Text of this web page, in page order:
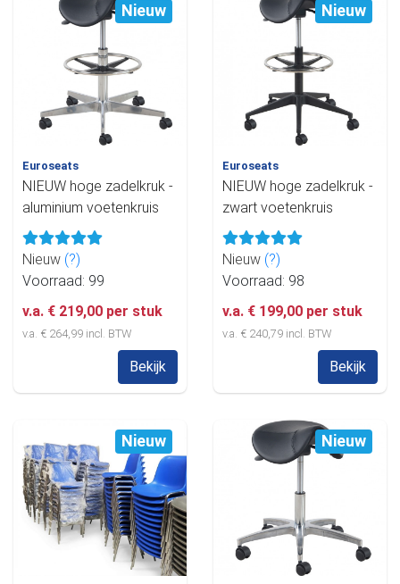
Nieuw
Euroseats
NIEUW hoge zadelkruk -
aluminium voetenkruis
Nieuw (?)
Voorraad: 99
v.a. € 219,00 per stuk
v.a. € 264,99 incl. BTW
Bekijk
Nieuw
Euroseats
NIEUW hoge zadelkruk -
zwart voetenkruis
Nieuw (?)
Voorraad: 98
v.a. € 199,00 per stuk
v.a. € 240,79 incl. BTW
Bekijk
Nieuw Nieuw